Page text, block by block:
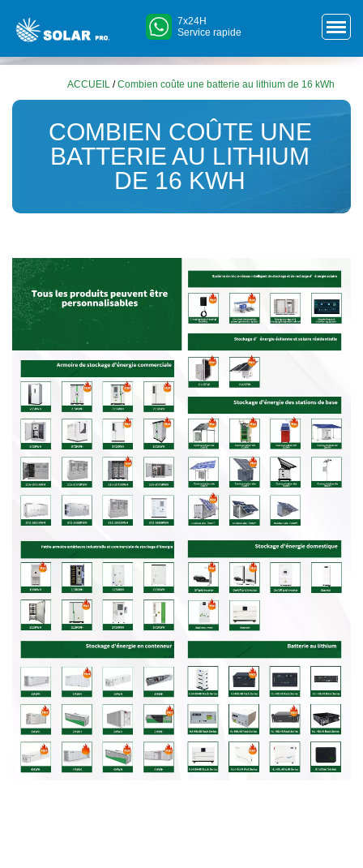
7x24H
Service rapide
ACCUEIL /Combien coûte une batterie au lithium de 16 kWh
COMBIEN COÛTE UNE
BATTERIE AU LITHIUM
DE 16 KWH